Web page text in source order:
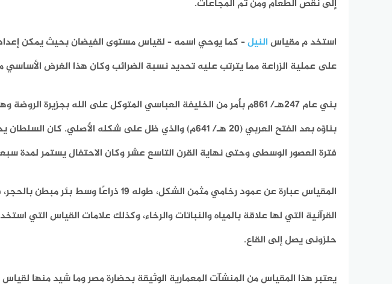
إلى نقص الطعام ومن ثم المجاعات.
استخد م مقياسالنيل– كما يوحي اسمه – لقياس مستوى الفيضان بحيث يمكن إعداد
على عملية الزراعة مما يترتب عليه تحديد نسبة الضرائب وكان هذا الغرض الأساسي
بني عام 247هـ/ 861م بأمر من الخليفة العباسي المتوكل على الله
بناؤه بعد الفتح العربي (20 هـ/ 641م) والذي ظل على شكله
فترة العصور الوسطى وحتى نهاية القرن التاسع عشر وكان الاحتفال يستمر لمدة
المقياس عبارة عن عمود رخامي مثمن الشكل،
القرآنية التي لها علاقة بالمياه والنباتات والرخاء، وكذلك علامات القياس التي
حلزونى يصل إلى القاع.
يعتبر هذا المقياس من المنشآت المعمارية الوثيقة بحضارة مصر وما شيد منها